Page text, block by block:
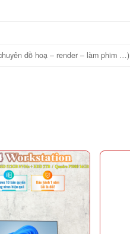
đồ hoạ – render – làm phim …)